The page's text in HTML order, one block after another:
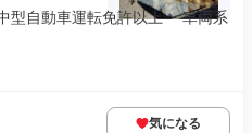
型自動車運転免許以上 ・車両系
気になる